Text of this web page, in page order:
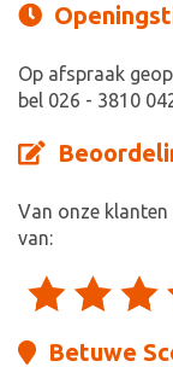
Op afspraak
bel 026 - 3810
Van onze
van:
Betuwe